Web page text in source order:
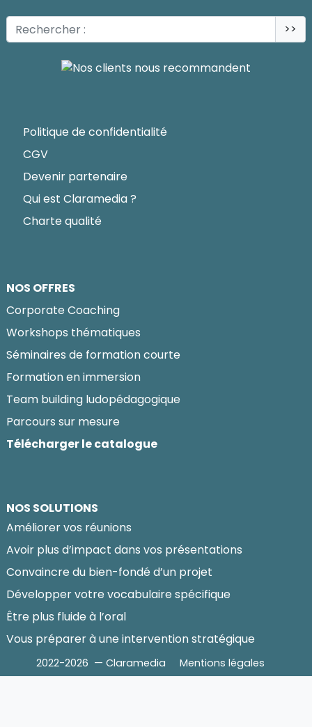
>>
Politique de confidentialité
CGV
Devenir partenaire
Qui est Claramedia ?
Charte qualité
NOS OFFRES
Corporate Coaching
Workshops thématiques
Séminaires de formation courte
Formation en immersion
Team building ludopédagogique
Parcours sur mesure
Télécharger le catalogue
NOS SOLUTIONS
Améliorer vos réunions
Avoir plus d’impact dans vos présentations
Convaincre du bien-fondé d’un projet
Développer votre vocabulaire spécifique
Être plus fluide à l’oral
Vous préparer à une intervention stratégique
2022-2026 — Claramedia Mentions légales